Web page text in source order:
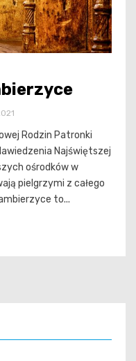
Rodzin Patronki
Najświętszej
ośrodków w
pielgrzymi z całego
to...